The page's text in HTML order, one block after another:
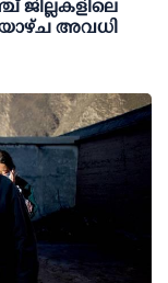
അവധി